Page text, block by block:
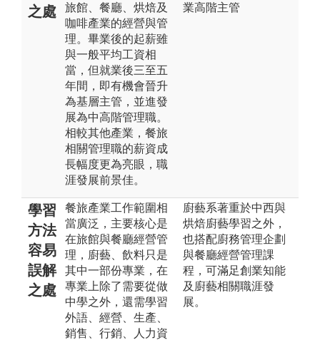
之處
旅館、餐廳、烘焙及
咖啡產業的經營與管
理。畢業後的起薪雖
與一般平均工資相
當，但就業後三至五
年間，即有機會晉升
為基層主管，並進發
展為中高階管理職。
相較其他產業，餐旅
相關管理職的薪資成
長幅度更為亮眼，職
涯發展前景佳。
業高階主管
學習
方法
容易
誤解
之處
餐旅產業工作範圍相
當廣泛，主要核心是
在旅館與餐廳經營管
理，廚藝、飲料只是
其中一部份專業，在
專業上除了需要從做
中學之外，還需學習
外語、經營、生產、
銷售、行銷、人力資
廚藝系著重於中西與
烘焙廚藝學習之外，
也搭配廚務管理企劃
與餐廳經營管理課
程，可滿足創業知能
及廚藝相關職涯發
展。